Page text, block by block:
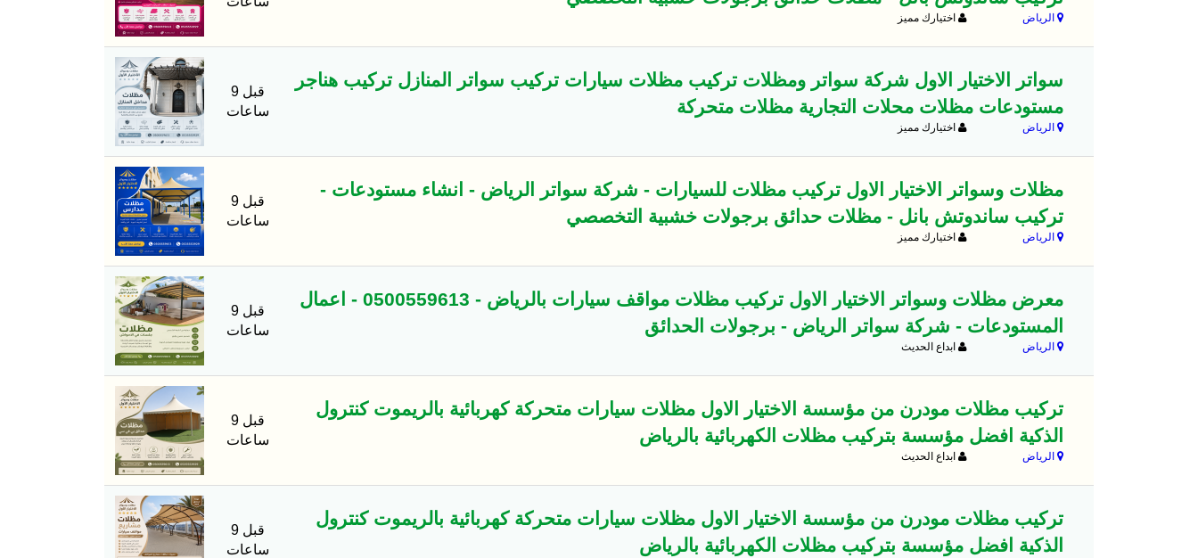
الرياض اختيارك مميز
سواتر الاختيار الاول شركة سواتر ومظلات تركيب مظلات سيارات تركيب سواتر المنازل تركيب هناجر
مستودعات مظلات محلات التجارية مظلات متحركة
الرياض اختيارك مميز
قبل 9
ساعات
مظلات وسواتر الاختيار الاول تركيب مظلات للسيارات - شركة سواتر الرياض - انشاء مستودعات -
تركيب ساندوتش بانل - مظلات حدائق برجولات خشبية التخصصي
الرياض اختيارك مميز
قبل 9
ساعات
معرض مظلات وسواتر الاختيار الاول تركيب مظلات مواقف سيارات بالرياض - 0500559613 - اعمال
المستودعات - شركة سواتر الرياض - برجولات الحدائق
الرياض ابداع الحديث
قبل 9
ساعات
تركيب مظلات مودرن من مؤسسة الاختيار الاول مظلات سيارات متحركة كهربائية بالريموت كنترول
الذكية افضل مؤسسة بتركيب مظلات الكهربائية بالرياض
الرياض ابداع الحديث
قبل 9
ساعات
تركيب مظلات مودرن من مؤسسة الاختيار الاول مظلات سيارات متحركة كهربائية بالريموت كنترول
الذكية افضل مؤسسة بتركيب مظلات الكهربائية بالرياض
قبل 9
ساعات